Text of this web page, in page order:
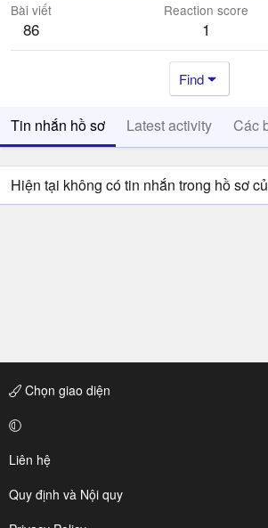
Bài viết
86
Reaction score
1
Find
Tin nhắn hồ sơ Latest activity Các
Hiện tại không có tin nhắn trong hồ sơ
Chọn giao diện
Liên hệ
Quy định và Nội quy